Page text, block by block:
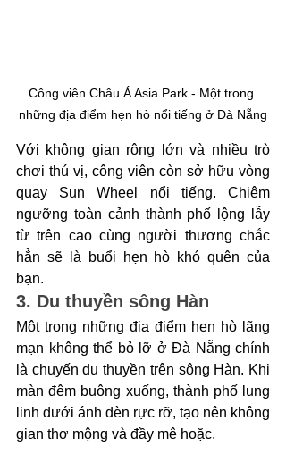
Công viên Châu Á Asia Park - Một trong
những địa điểm hẹn hò nổi tiếng ở Đà Nẵng
Với không gian rộng lớn và nhiều trò
chơi thú vị, công viên còn sở hữu vòng
quay Sun Wheel nổi tiếng. Chiêm
ngưỡng toàn cảnh thành phố lộng lẫy
từ trên cao cùng người thương chắc
hẳn sẽ là buổi hẹn hò khó quên của
bạn.
3. Du thuyền sông Hàn
Một trong những địa điểm hẹn hò lãng
mạn không thể bỏ lỡ ở Đà Nẵng chính
là chuyến du thuyền trên sông Hàn. Khi
màn đêm buông xuống, thành phố lung
linh dưới ánh đèn rực rỡ, tạo nên không
gian thơ mộng và đầy mê hoặc.